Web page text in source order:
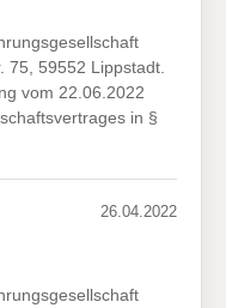
75, 59552 Lippstadt.
vom 22.06.2022
in §
26.04.2022